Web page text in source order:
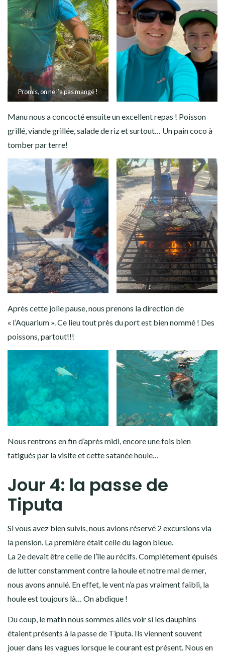
Promis, on ne l’a pas mangé !
Manu nous a concocté ensuite un excellent repas ! Poisson
grillé, viande grillée, salade de riz et surtout… Un pain coco à
tomber par terre!
Après cette jolie pause, nous prenons la direction de
« l’Aquarium ». Ce lieu tout près du port est bien nommé ! Des
poissons, partout!!!
Nous rentrons en fin d’après midi, encore une fois bien
fatigués par la visite et cette satanée houle…
Jour 4: la passe de
Tiputa
Si vous avez bien suivis, nous avions réservé 2 excursions via
la pension. La première était celle du lagon bleue.
La 2e devait être celle de l’île au récifs. Complètement épuisés
de lutter constamment contre la houle et notre mal de mer,
nous avons annulé. En effet, le vent n’a pas vraiment faibli, la
houle est toujours là… On abdique !
Du coup, le matin nous sommes allés voir si les dauphins
étaient présents à la passe de Tiputa. Ils viennent souvent
jouer dans les vagues lorsque le courant est présent. Nous en